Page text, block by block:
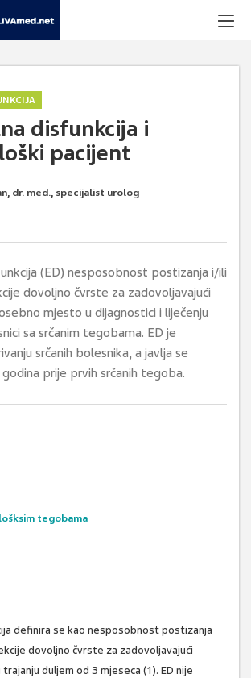
disfunkcija i
pacijent
dr. med., specijalist urolog
(ED) nesposobnost postizanja i/ili
dovoljno čvrste za zadovoljavajući
mjesto u dijagnostici i liječenju
sa srčanim tegobama. ED je
srčanih bolesnika, a javlja se
prije prvih srčanih tegoba.
tegobama
definira se kao nesposobnost postizanja
dovoljno čvrste za zadovoljavajući
duljem od 3 mjeseca (1). ED nije